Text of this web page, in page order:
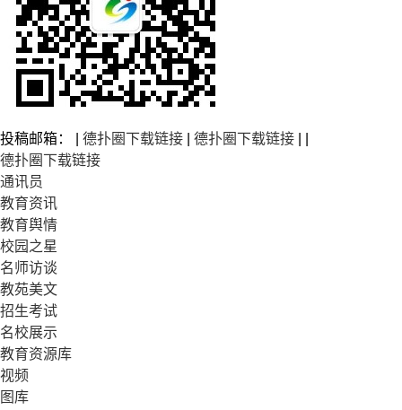
投稿邮箱： | 德扑圈下载链接 德扑圈下载链接
德扑圈下载链接
通讯员
教育资讯
教育舆情
校园之星
名师访谈
教苑美文
招生考试
名校展示
教育资源库
视频
图库